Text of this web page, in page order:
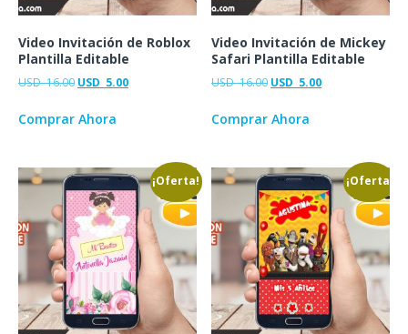
Video Invitación de Roblox
Plantilla Editable
USD16.00 USD 5.00
Comprar Ahora
Video Invitación de Mickey
Safari Plantilla Editable
USD16.00 USD 5.00
Comprar Ahora
¡Oferta! ¡Oferta!